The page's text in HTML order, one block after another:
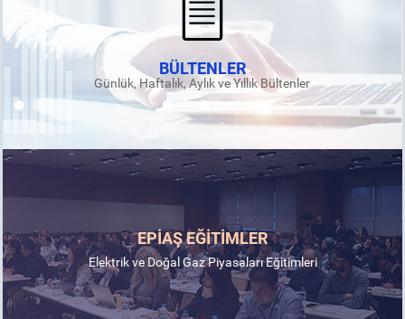
BÜLTENLER
Günlük, Haftalık, Aylık ve Yıllık Bültenler
EPİAŞ EĞİTİMLER
Elektrik ve Doğal Gaz Piyasaları Eğitimleri